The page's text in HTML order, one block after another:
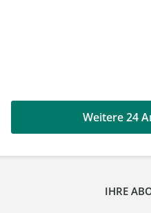
Weitere 24
IHRE